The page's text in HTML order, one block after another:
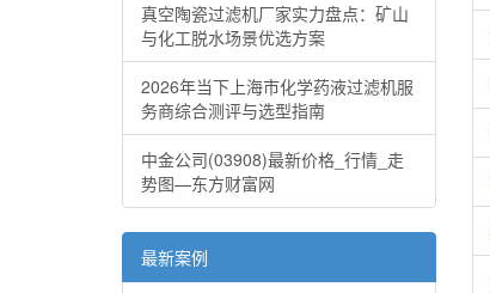
真空陶瓷过滤机厂家实力盘点：矿山
与化工脱水场景优选方案
2026年当下上海市化学药液过滤机服
务商综合测评与选型指南
中金公司(03908)最新价格_行情_走
势图—东方财富网
最新案例